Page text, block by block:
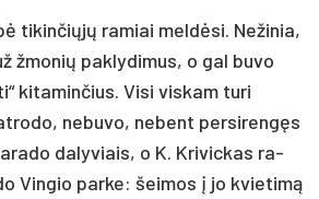
ti­kin­čiųjų ra­miai meldė­si. Ne­ži­nia,
žmo­nių pa­kly­di­mus, o gal bu­vo
ki­ta­min­čius. Vi­si vis­kam tu­ri
ne­bu­vo, ne­bent per­si­rengęs
da­ly­viais, o K. Kri­vic­kas ra­
Vin­gio par­ke: šei­mos į jo kvie­timą